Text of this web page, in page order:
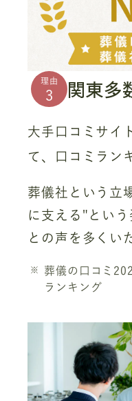
理由
3 関東多
大手口コミサイ
て、口コミラン
葬儀社という立
に支える"という
との声を多くい
葬儀の口コミ
ランキング